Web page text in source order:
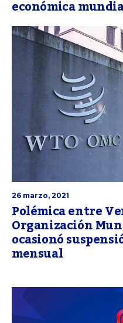
económica
26 marzo, 2021
Polémica entre
Organización
ocasionó
mensual